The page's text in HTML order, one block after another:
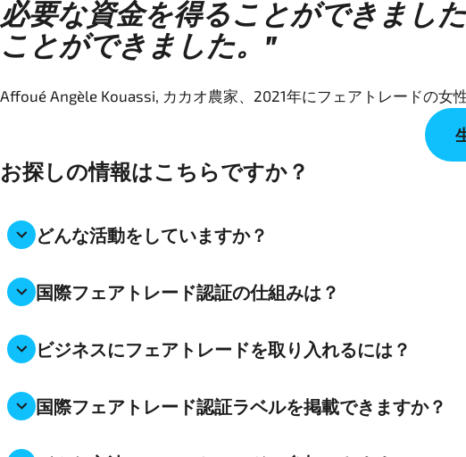
必要な資金を得ることができまし
ことができました。"
Affoué Angèle Kouassi, カカオ農家、2021年にフェアトレードの女
お探しの情報はこちらですか？
どんな活動をしていますか？
国際フェアトレード認証の仕組みは？
ビジネスにフェアトレードを取り入れるには？
国際フェアトレード認証ラベルを掲載できますか？